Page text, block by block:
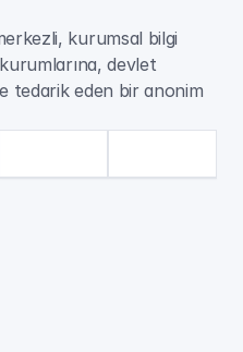
kurumsal bilgi
devlet
tedarik eden bir anonim